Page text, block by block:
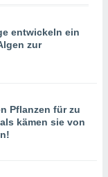
entwickeln ein
zur
Pflanzen für zu
kämen sie von